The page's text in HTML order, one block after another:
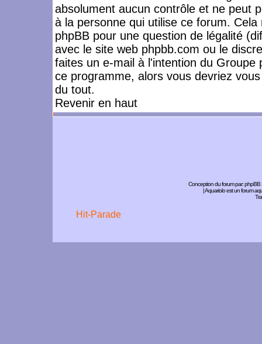
absolument aucun contrôle et ne peut
à la personne qui utilise ce forum.
phpBB pour une question de légalité
avec le site web phpbb.com ou le
faites un e-mail à l'intention du
ce programme, alors vous devriez
du tout.
Revenir en haut
Conception du forum par:phpBB
| Aquariolo est un forum